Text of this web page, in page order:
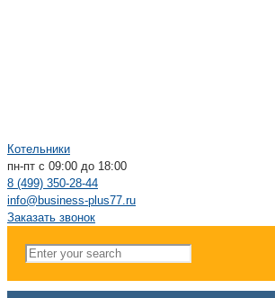
Котельники
пн-пт с 09:00 до 18:00
8 (499) 350-28-44
info@business-plus77.ru
Заказать звонок